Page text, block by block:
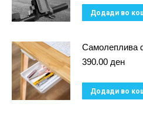
Додади во
Самолеплива
390.00 ден
Додади во